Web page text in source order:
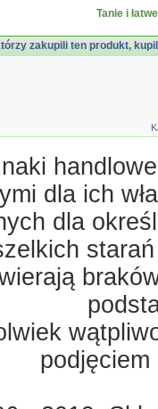
Tanie i
zakupili ten produkt,
dla ich
dla